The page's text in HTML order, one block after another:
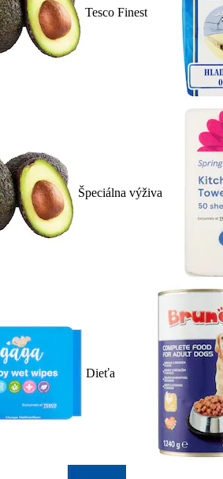
Tesco Finest
Špeciálna výživa
Dieťa